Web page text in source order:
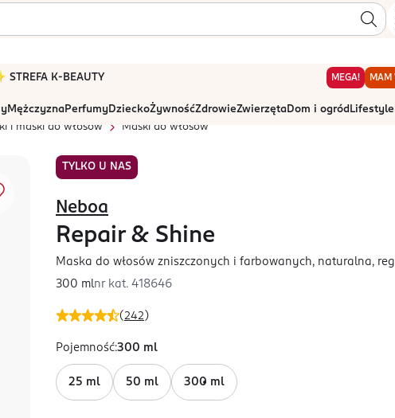
STREFA K-BEAUTY MEGA! MAM
MężczyznaPerfumyDzieckoŻywnośćZdrowieZwierzętaDom i ogród Lifestyle
i maski do włosów Maski do włosów
TYLKO U NAS
(242 )
Neboa
Repair & Shine
Maska do włosów zniszczonych i farbowanych, naturalna,
300 mlnr kat. 418646
Pojemność:300 ml
25 ml 50 ml 300 ml